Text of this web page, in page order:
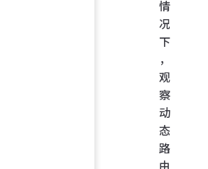
情
况
下
，
观
察
动
态
路